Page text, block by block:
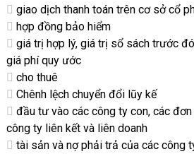
giao dịch thanh toán trên cơ sở cổ
hợp đồng bảo hiểm
giá trị hợp lý, giá trị sổ sách trước
giá phí quy ước
cho thuê
Chênh lệch chuyển đổi lũy kế
đầu tư vào các công ty con, các
công ty liên kết và liên doanh
tài sản và nợ phải trả của các công